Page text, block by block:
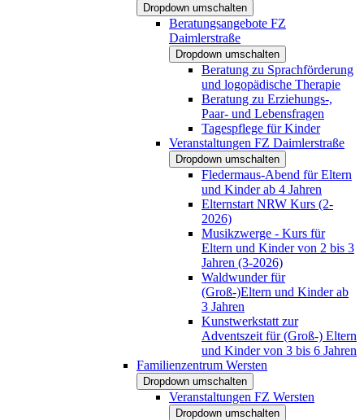
Dropdown umschalten
Beratungsangebote FZ
Daimlerstraße
Dropdown umschalten
Beratung zu Sprachförderung
und logopädische Therapie
Beratung zu Erziehungs-,
Paar- und Lebensfragen
Tagespflege für Kinder
Veranstaltungen FZ Daimlerstraße
Dropdown umschalten
Fledermaus-Abend für Eltern
und Kinder ab 4 Jahren
Elternstart NRW Kurs (2-
2026)
Musikzwerge - Kurs für
Eltern und Kinder von 2 bis 3
Jahren (3-2026)
Waldwunder für
(Groß-)Eltern und Kinder ab
3 Jahren
Kunstwerkstatt zur
Adventszeit für (Groß-) Eltern
und Kinder von 3 bis 6 Jahren
Familienzentrum Wersten
Dropdown umschalten
Veranstaltungen FZ Wersten
Dropdown umschalten